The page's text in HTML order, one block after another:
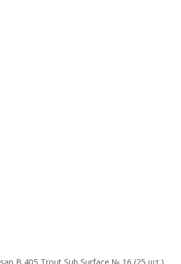
B 405 Trout Sub Surface № 16 (25 шт.)